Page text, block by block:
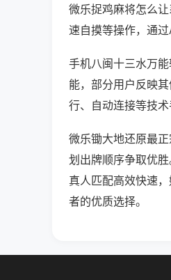
微乐捉鸡麻将怎么
速自摸等操作，通过
手机八闽十三水万能
能，部分用户反映
行、自动连接等技术
微乐锄大地还原最
划出牌顺序争取优
真人匹配高效快速
者的优质选择。